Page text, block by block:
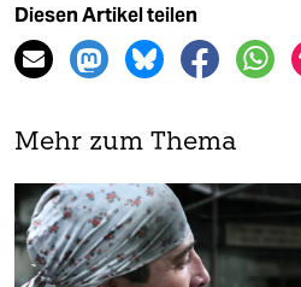
Diesen Artikel teilen
Mehr zum Thema